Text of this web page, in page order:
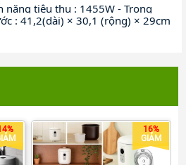
năng tiêu thụ : 1455W - Trọng
: 41,2(dài) × 30,1 (rộng) × 29cm
16%
GIẢM